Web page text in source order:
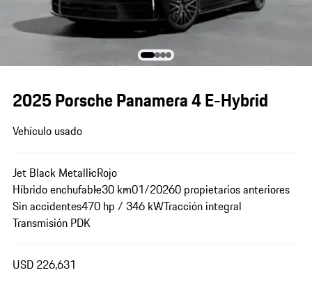
2025 Porsche Panamera 4 E-Hybrid
Vehículo usado
Jet Black MetallicRojo
Híbrido enchufable30 km01/20260 propietarios anteriores
Sin accidentes470 hp / 346 kWTracción integral
Transmisión PDK
USD 226,631